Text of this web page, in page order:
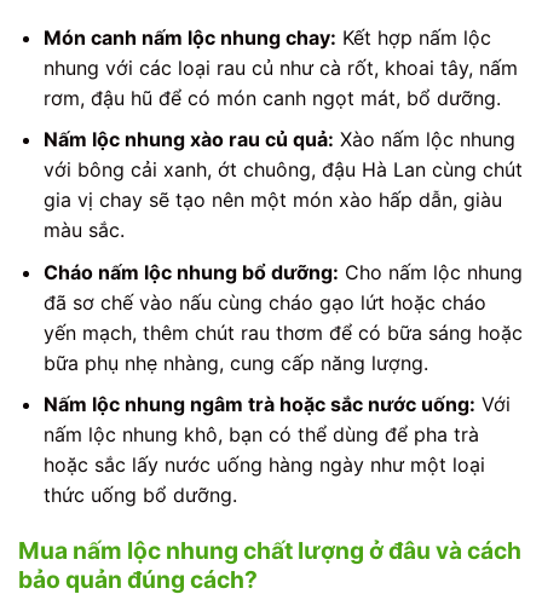
Món canh nấm lộc nhung chay: Kết hợp nấm lộc
nhung với các loại rau củ như cà rốt, khoai tây, nấm
rơm, đậu hũ để có món canh ngọt mát, bổ dưỡng.
Nấm lộc nhung xào rau củ quả: Xào nấm lộc nhung
với bông cải xanh, ớt chuông, đậu Hà Lan cùng chút
gia vị chay sẽ tạo nên một món xào hấp dẫn, giàu
màu sắc.
Cháo nấm lộc nhung bổ dưỡng: Cho nấm lộc nhung
đã sơ chế vào nấu cùng cháo gạo lứt hoặc cháo
yến mạch, thêm chút rau thơm để có bữa sáng hoặc
bữa phụ nhẹ nhàng, cung cấp năng lượng.
Nấm lộc nhung ngâm trà hoặc sắc nước uống: Với
nấm lộc nhung khô, bạn có thể dùng để pha trà
hoặc sắc lấy nước uống hàng ngày như một loại
thức uống bổ dưỡng.
Mua nấm lộc nhung chất lượng ở đâu và cách
bảo quản đúng cách?